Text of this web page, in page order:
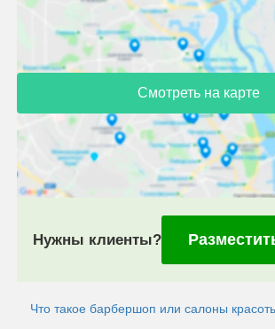
Смотреть на карте
Нужны клиенты?
Что такое барбершоп или салоны